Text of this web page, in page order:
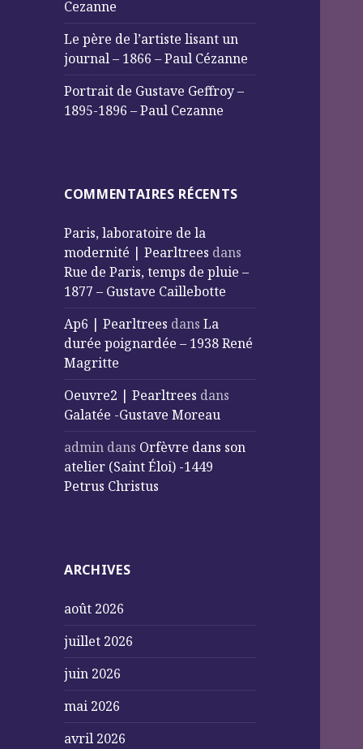
Cezanne
Le père de l’artiste lisant un
journal – 1866 – Paul Cézanne
Portrait de Gustave Geffroy –
1895-1896 – Paul Cezanne
COMMENTAIRES RÉCENTS
Paris, laboratoire de la
modernité | Pearltrees dans
Rue de Paris, temps de pluie –
1877 – Gustave Caillebotte
Ap6 | Pearltrees dansLa
durée poignardée – 1938 René
Magritte
Oeuvre2 | Pearltrees dans
Galatée -Gustave Moreau
admin dans Orfèvre dans son
atelier (Saint Éloi) -1449
Petrus Christus
ARCHIVES
août 2026
juillet 2026
juin 2026
mai 2026
avril 2026